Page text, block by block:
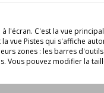
l'écran. C'est la vue
vue Pistes qui s'affiche
zones : les barres
Vous pouvez modifier la